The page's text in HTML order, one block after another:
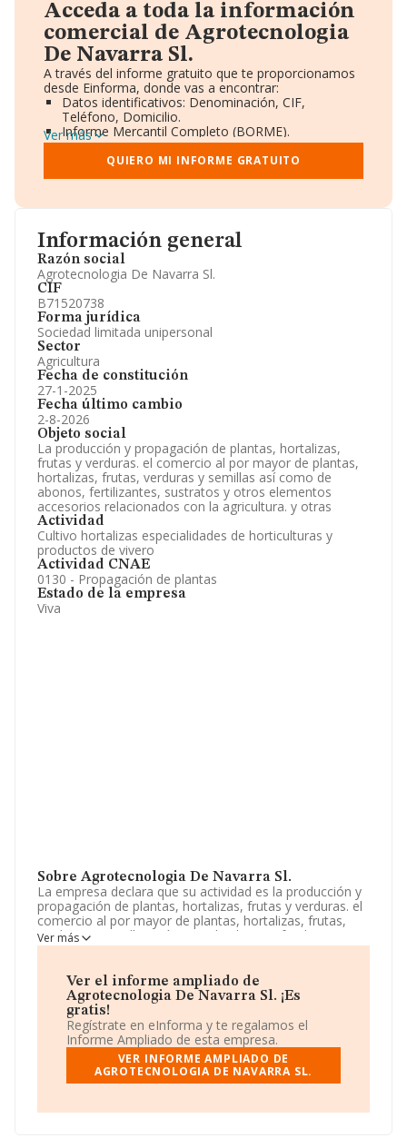
Información general
Razón social
Agrotecnologia De Navarra Sl.
CIF
B71520738
Forma jurídica
Sociedad limitada unipersonal
Sector
Agricultura
Fecha de constitución
27-1-2025
Fecha último cambio
2-8-2026
Objeto social
La producción y propagación de plantas, hortalizas,
frutas y verduras. el comercio al por mayor de plantas,
hortalizas, frutas, verduras y semillas así como de
abonos, fertilizantes, sustratos y otros elementos
accesorios relacionados con la agricultura. y otras
Actividad
Cultivo hortalizas especialidades de horticulturas y
productos de vivero
Actividad CNAE
0130 - Propagación de plantas
Estado de la empresa
Viva
Sobre Agrotecnologia De Navarra Sl.
La empresa declara que su actividad es la producción y
propagación de plantas, hortalizas, frutas y verduras. el
comercio al por mayor de plantas, hortalizas, frutas,
verduras y semillas así como de abonos, fertilizantes,
sustratos y otros elementos accesorios relacionados
como Sociedad Limitada. Tiene CNAE: 0130 -
'Propagación de plantas'. La empresa no tiene actividad
en mercados exteriores.
La sociedad españolaAgrotecnologia de Navarra
, con número de identificación fiscal B71520738, se
encuentra en Calle Virgen Del Portal núm. 7 Bj, (31330),
Villafranca, Navarra.
En base a la información de la que dispone INFORMA
Ver más
Ver el informe ampliado de
Agrotecnologia De Navarra Sl. ¡Es
gratis!
Regístrate en eInforma y te regalamos el
Informe Ampliado de esta empresa.
VER INFORME AMPLIADO DE
AGROTECNOLOGIA DE NAVARRA SL.
Acceda a toda la información
comercial de Agrotecnologia
De Navarra Sl.
A través del informe gratuito que te proporcionamos
desde Einforma, donde vas a encontrar:
Datos identificativos: Denominación, CIF,
Teléfono, Domicilio.
Informe Mercantil Completo (BORME).
Gráficos de Evolución Ventas y Empleados.
Consejo de Administración y Administradores.
Directivos y Ejecutivos.
Información oficial y registral complementaria.
Ver más
QUIERO MI INFORME GRATUITO